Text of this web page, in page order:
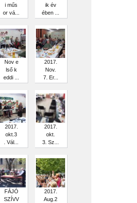
i műs
or vá...
ik év
ében ...
Nov e
lső k
eddi ...
2017.
Nov.
7. Er...
2017.
okt.3
. Vál...
2017.
okt.
3. Sz...
FÁJÓ
SZÍVV
2017.
Aug.2